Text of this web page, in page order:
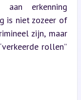
erkenning
is niet zozeer of
zijn, maar
rollen”